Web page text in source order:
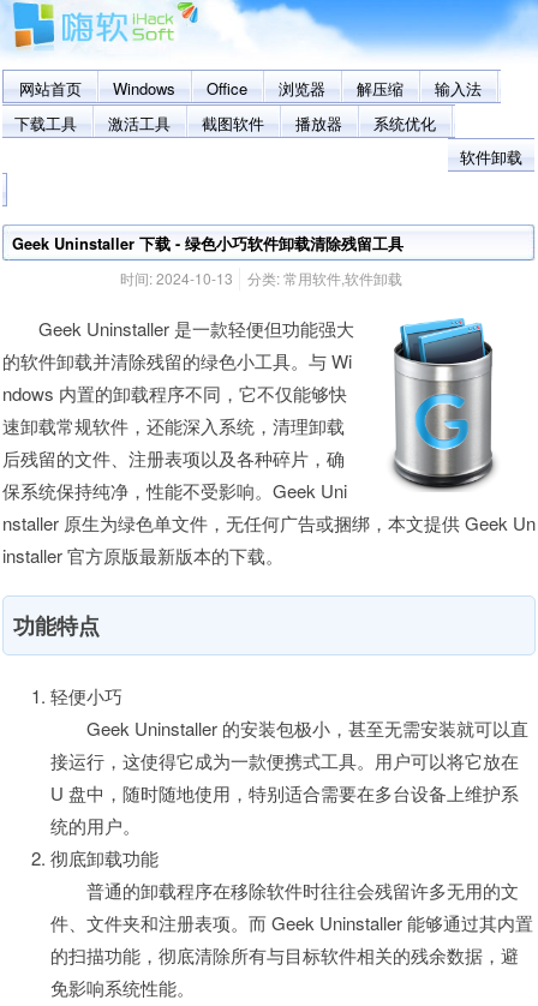
网站首页 Windows Office 浏览器 解压缩
输入法
下载工具
激活工具 截图软件 播放器
系统优化
软件卸载
Geek Uninstaller 下载 - 绿色小巧软件卸载清除残留工具
时间:2024-10-13 分类:常用软件,软件卸载
Geek Uninstaller 是一款轻便但功能强大
的软件卸载并清除残留的绿色小工具。与 Wi
ndows 内置的卸载程序不同，它不仅能够快
速卸载常规软件，还能深入系统，清理卸载
后残留的文件、注册表项以及各种碎片，确
保系统保持纯净，性能不受影响。Geek Uni
nstaller 原生为绿色单文件，无任何广告或捆绑，本文提供 Geek Un
installer 官方原版最新版本的下载。
功能特点
轻便小巧
Geek Uninstaller 的安装包极小，甚至无需安装就可以直
接运行，这使得它成为一款便携式工具。用户可以将它放在
U 盘中，随时随地使用，特别适合需要在多台设备上维护系
统的用户。
彻底卸载功能
普通的卸载程序在移除软件时往往会残留许多无用的文
件、文件夹和注册表项。而 Geek Uninstaller 能够通过其内置
的扫描功能，彻底清除所有与目标软件相关的残余数据，避
免影响系统性能。